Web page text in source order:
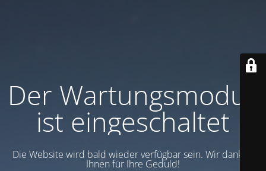
Der Wartungsmodus
ist eingeschaltet
Die Website wird bald wieder verfügbar sein. Wir danken
Ihnen für Ihre Geduld!